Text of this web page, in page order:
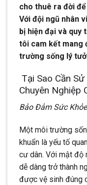
cho thuê ra đời
Với đội ngũ nhân
bị hiện đại và quy
tôi cam kết mang
trường sống lý
Tại Sao Cần
Chuyên Nghiệp
Bảo Đảm Sức
Một môi trường
khuẩn là yếu tố
cư dân. Với mật độ
dễ dàng trở thành
được vệ sinh đúng